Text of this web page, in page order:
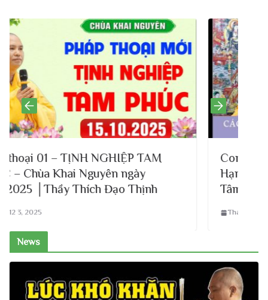
TAM
Con Làm Gì Để Cha Mẹ Hàn Gắn
Hạnh Phúc Như Trước – Làm Thế
Tâm Con Luôn Hướng Thiện
News